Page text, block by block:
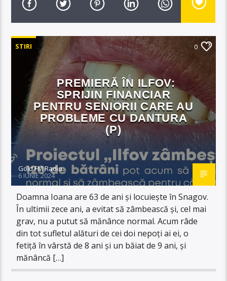
STIRI 0
PREMIERĂ ÎN ILFOV:
SPRIJIN FINANCIAR
PENTRU SENIORII CARE AU
PROBLEME CU DANTURA
(P)
Gold FM Radio
6 IUNIE 2024
Doamna Ioana are 63 de ani și locuiește în Snagov.
În ultimii zece ani, a evitat să zâmbească și, cel mai
grav, nu a putut să mănânce normal. Acum râde
din tot sufletul alături de cei doi nepoți ai ei, o
fetiță în vârstă de 8 ani și un băiat de 9 ani, și
mănâncă […]